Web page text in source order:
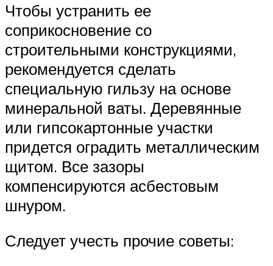
Чтобы устранить ее
соприкосновение со
строительными конструкциями,
рекомендуется сделать
специальную гильзу на основе
минеральной ваты. Деревянные
или гипсокартонные участки
придется оградить металлическим
щитом. Все зазоры
компенсируются асбестовым
шнуром.
Следует учесть прочие советы: